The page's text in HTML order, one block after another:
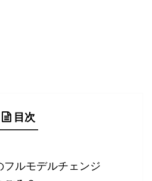
目次
フルモデルチェンジ